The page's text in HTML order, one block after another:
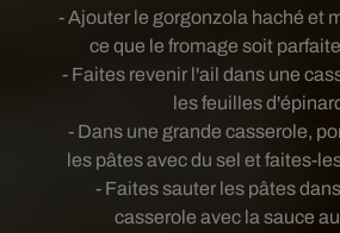
- Ajouter le gorgonzola haché et
ce que le fromage soit
- Faites revenir l'ail dans une
les feuilles
- Dans une grande casserole,
les pâtes avec du sel et faites-
- Faites sauter les pâtes
casserole avec la sauce